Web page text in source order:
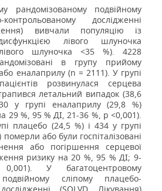
рандомізованому подвійному
дослідженні
вивчали популяцію із
лівого шлуночка
шлуночка <35 %). 4228
в групу прийому
еналаприлу (n = 2111). У групі
розвинулася серцева
летальний випадок (38,6
у групі еналаприлу (29,8 %)
29 %, 95 % ДI, 21-36 %, р <0,001).
плацебо (24,5 %) і 434 у групі
або були госпіталізовані
або погіршення серцевої
ризику на 20 %, 95 % ДІ; 9-
У багатоцентровому
сліпому плацебо-